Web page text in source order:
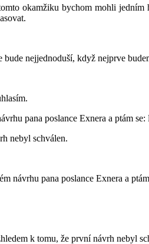
okamžiku bychom mohli jedním
bude nejjednoduší, když nejprve
pana poslance Exnera a ptám
nebyl schválen.
návrhu pana poslance Exnera a
k tomu, že první návrh nebyl